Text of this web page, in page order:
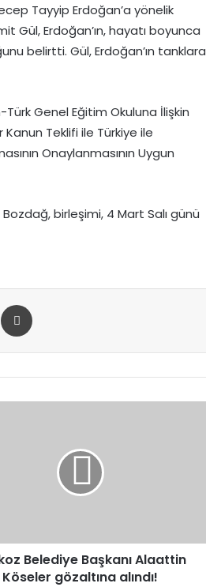
Tayyip Erdoğan’a yönelik
Gül, Erdoğan’ın, hayatı boyunca
belirtti. Gül, Erdoğan’ın tanklara
Genel Eğitim Okuluna İlişkin
Teklifi ile Türkiye ile
Onaylanmasının Uygun
birleşimi, 4 Mart Salı günü
E-Posta ile paylaş
Belediye Başkanı Alaattin
Köseler gözaltına alındı!